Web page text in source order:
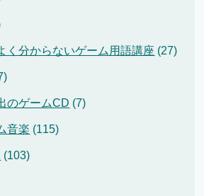
く分からないゲーム用語講座 (27)
のゲームCD (7)
音楽 (115)
(103)